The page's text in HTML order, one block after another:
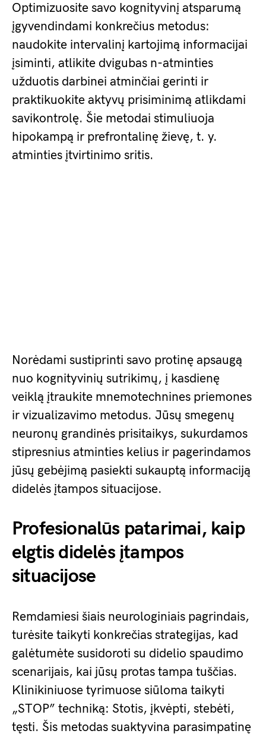
Optimizuosite savo kognityvinį atsparumą
įgyvendindami konkrečius metodus:
naudokite intervalinį kartojimą informacijai
įsiminti, atlikite dvigubas n-atminties
užduotis darbinei atminčiai gerinti ir
praktikuokite aktyvų prisiminimą atlikdami
savikontrolę. Šie metodai stimuliuoja
hipokampą ir prefrontalinę žievę, t. y.
atminties įtvirtinimo sritis.
Norėdami sustiprinti savo protinę apsaugą
nuo kognityvinių sutrikimų, į kasdienę
veiklą įtraukite mnemotechnines priemones
ir vizualizavimo metodus. Jūsų smegenų
neuronų grandinės prisitaikys, sukurdamos
stipresnius atminties kelius ir pagerindamos
jūsų gebėjimą pasiekti sukauptą informaciją
didelės įtampos situacijose.
Profesionalūs patarimai, kaip
elgtis didelės įtampos
situacijose
Remdamiesi šiais neurologiniais pagrindais,
turėsite taikyti konkrečias strategijas, kad
galėtumėte susidoroti su didelio spaudimo
scenarijais, kai jūsų protas tampa tuščias.
Klinikiniuose tyrimuose siūloma taikyti
„STOP” techniką: Stotis, įkvėpti, stebėti,
tęsti. Šis metodas suaktyvina parasimpatinę